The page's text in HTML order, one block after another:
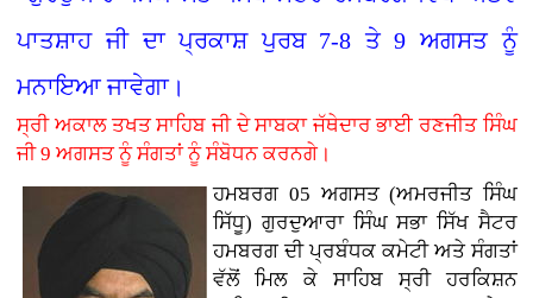
ਪਾਤਸ਼ਾਹ ਜੀ ਦਾ ਪ੍ਰਕਾਸ਼ ਪੁਰਬ 7-8 ਤੇ 9 ਅਗਸਤ ਨੂੰ
ਮਨਾਇਆ ਜਾਵੇਗਾ।
ਸ੍ਰੀ ਅਕਾਲ ਤਖਤ ਸਾਹਿਬ ਜੀ ਦੇ ਸਾਬਕਾ ਜੱਥੇਦਾਰ ਭਾਈ ਰਣਜੀਤ ਸਿੰਘ
ਜੀ 9 ਅਗਸਤ ਨੂੰ ਸੰਗਤਾਂ ਨੂੰ ਸੰਬੋਧਨ ਕਰਨਗੇ।
ਹਮਬਰਗ 05 ਅਗਸਤ (ਅਮਰਜੀਤ ਸਿੰਘ
ਸਿੱਧੂ) ਗੁਰਦੁਆਰਾ ਸਿੰਘ ਸਭਾ ਸਿੱਖ ਸੈਟਰ
ਹਮਬਰਗ ਦੀ ਪ੍ਰਬੰਧਕ ਕਮੇਟੀ ਅਤੇ ਸੰਗਤਾਂ
ਵੱਲੋਂ ਮਿਲ ਕੇ ਸਾਹਿਬ ਸ੍ਰੀ ਹਰਕਿਸ਼ਨ